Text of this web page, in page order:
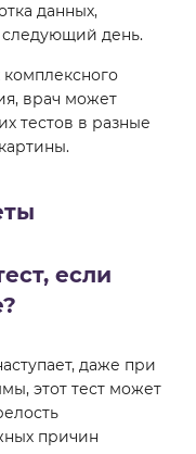
данных,
следующий день.
врач может
тестов в разные
если
даже при
этот тест может
причин